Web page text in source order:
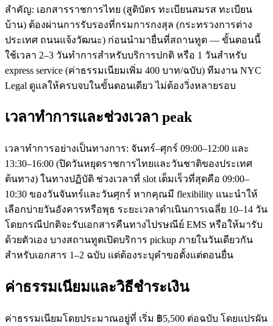
สำคัญ: เอกสารราชการไทย (สูติบัตร ทะเบียนสมรส ทะเบียน
บ้าน) ต้องผ่านการรับรองที่กรมการกงสุล (กระทรวงการต่าง
ประเทศ ถนนแจ้งวัฒนะ) ก่อนนำมายื่นที่สถานทูต — ขั้นตอนนี้
ใช้เวลา 2–3 วันทำการสำหรับบริการปกติ หรือ 1 วันสำหรับ
express service (ค่าธรรมเนียมเพิ่ม 400 บาท/ฉบับ) ทีมงาน NYC
Legal ดูแลให้ครบจบในขั้นตอนเดียว ไม่ต้องวิ่งหลายรอบ
เวลาทำการและช่วงเวลา peak
เวลาทำการอย่างเป็นทางการ: จันทร์–ศุกร์ 09:00–12:00 และ
13:30–16:00 (ปิดวันหยุดราชการไทยและวันชาติของประเทศ
ต้นทาง) ในทางปฏิบัติ ช่วงเวลาที่ slot เต็มเร็วที่สุดคือ 09:00–
10:30 ของวันจันทร์และวันศุกร์ หากคุณมี flexibility แนะนำให้
เลือกบ่ายวันอังคารหรือพุธ ระยะเวลาดำเนินการเฉลี่ย 10–14 วัน
โดยกรณีปกติจะรับเอกสารคืนทางไปรษณีย์ EMS หรือให้มารับ
ด้วยตัวเอง บางสถานทูตเปิดบริการ pickup ภายในวันเดียวกัน
สำหรับเอกสาร 1–2 ฉบับ แต่ต้องระบุคำขอตั้งแต่ตอนยื่น
ค่าธรรมเนียมและวิธีชำระเงิน
ค่าธรรมเนียมโดยประมาณอยู่ที่ เริ่ม ฿5,500 ต่อฉบับ โดยแปรผัน